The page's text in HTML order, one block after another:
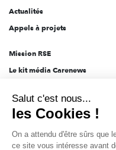
Actualités
Appels à projets
Mission RSE
Le kit média Carenews
AEF info
Novethic
PRODURABLE
Salut c'est nous...
les Cookies !
On a attendu d'être sûrs que
ce site vous intéresse avant